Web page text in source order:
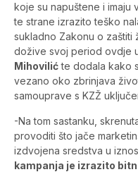
koje su napuštene i imaju
te strane izrazito teško
sukladno Zakonu o zaštiti
dožive svoj period ovdje
Mihovilićte dodala kako
vezano oko zbrinjava
samouprave s KZŽ
-Na tom sastanku,
provoditi što jače
izdvojena sredstva u
kampanja je izrazito